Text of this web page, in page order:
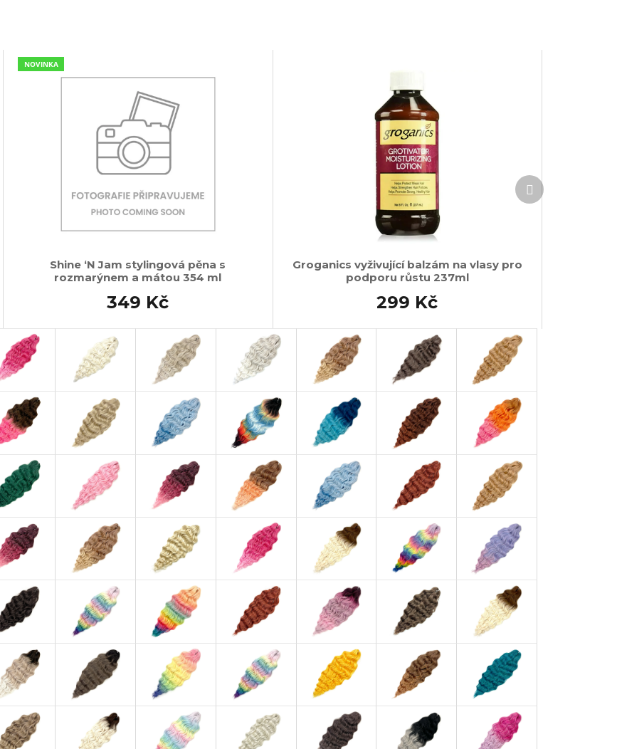
NOVINKA
Shine ‘N Jam stylingová pěna s
rozmarýnem a mátou 354 ml
349 Kč
Groganics vyživující balzám na vlasy pro
podporu růstu 237ml
299 Kč
Další
produkt